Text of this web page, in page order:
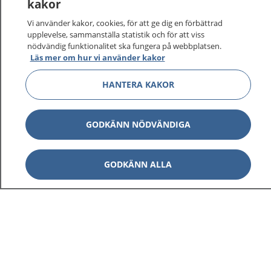
sjukdomar och vilka mottagningar du kan kontakta.
Logga in för att läsa din journal och göra dina
vårdärenden. Ring telefonnummer 1177 för
sjukvårdsrådgivning dygnet runt.
1177 ger dig råd när du vill må bättre.
1177 på flera språk Visa
kakor
Vi använder kakor, cookies, för att ge dig en förbättrad
upplevelse, sammanställa statistik och för att viss
nödvändig funktionalitet ska fungera på webbplatsen.
Läs mer om hur vi använder kakor
HANTERA KAKOR
GODKÄNN NÖDVÄNDIGA
GODKÄNN ALLA